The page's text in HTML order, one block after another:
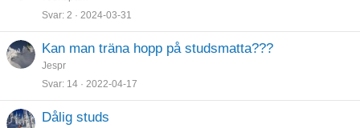
Svar 2 2024-03-31
Kan man träna hopp på studsmatta???
Jespr
Svar 14 2022-04-17
Dålig studs